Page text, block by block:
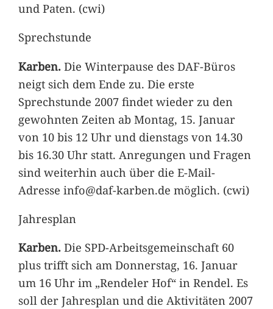
und Paten. (cwi)
Sprechstunde
Karben.Die Winterpause des DAF-Büros
neigt sich dem Ende zu. Die erste
Sprechstunde 2007 findet wieder zu den
gewohnten Zeiten ab Montag, 15. Januar
von 10 bis 12 Uhr und dienstags von 14.30
bis 16.30 Uhr statt. Anregungen und Fragen
sind weiterhin auch über die E-Mail-
Adresse info@daf-karben.de möglich. (cwi)
Jahresplan
Karben.Die SPD-Arbeitsgemeinschaft 60
plus trifft sich am Donnerstag, 16. Januar
um 16 Uhr im „Rendeler Hof“ in Rendel. Es
soll der Jahresplan und die Aktivitäten 2007